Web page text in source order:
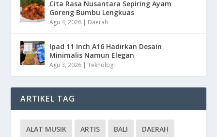
Cita Rasa Nusantara Sepiring Ayam
Goreng Bumbu Lengkuas
Agu 4, 2026 | Daerah
Ipad 11 Inch A16 Hadirkan Desain
Minimalis Namun Elegan
Agu 3, 2026 |Teknologi
ARTIKEL TAG
ALAT MUSIK ARTIS BALI DAERAH